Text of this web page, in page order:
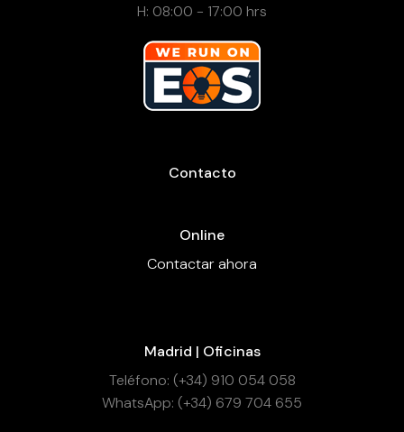
H: 08:00 - 17:00 hrs
Contacto
Online
Contactar ahora
Madrid | Oficinas
Teléfono: (+34) 910 054 058
WhatsApp: (+34) 679 704 655